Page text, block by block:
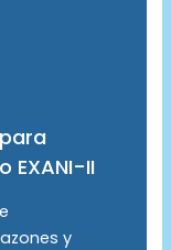
EXANI-II
y